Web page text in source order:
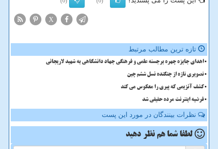
X
تازه ترین مطالب مرتبط
اهدای جایزه چهره برجسته علمی و فرهنگی جهاد دانشگاهی به شهید لاریجانی
تصویری تازه از جنگنده نسل ششم چین
کشف آنزیمی که پیری را معکوس می کند
فرضیه اینترنت مرده حقیقی شد
نظرات بینندگان در مورد این پست
لطفا شما هم نظر دهید